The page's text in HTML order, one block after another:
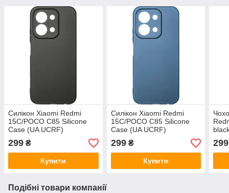
Силікон Xiaomi Redmi
15C/POCO C85 Silicone
Case (UA UCRF)
299 ₴
Купити
Силікон Xiaomi Redmi
15C/POCO C85 Silicone
Case (UA UCRF)
299₴
Купити
299
Подібні товари компанії